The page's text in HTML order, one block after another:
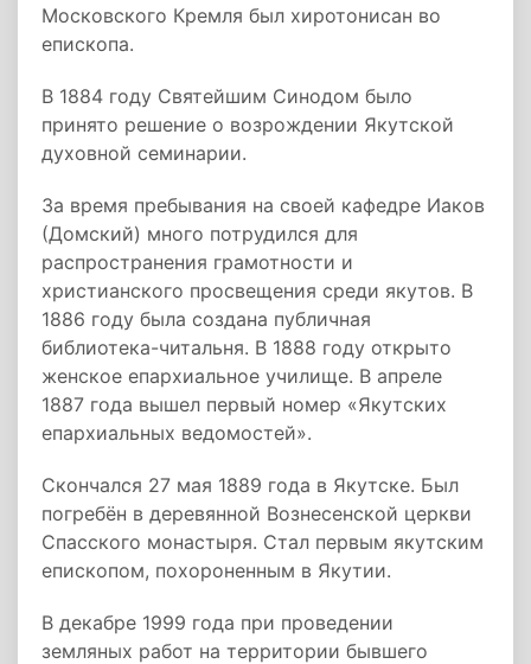
Московского Кремля был хиротонисан во
епископа.
В 1884 году Святейшим Синодом было
принято решение о возрождении Якутской
духовной семинарии.
За время пребывания на своей кафедре Иаков
(Домский) много потрудился для
распространения грамотности и
христианского просвещения среди якутов. В
1886 году была создана публичная
библиотека-читальня. В 1888 году открыто
женское епархиальное училище. В апреле
1887 года вышел первый номер «Якутских
епархиальных ведомостей».
Скончался 27 мая 1889 года в Якутске. Был
погребён в деревянной Вознесенской церкви
Спасского монастыря. Стал первым якутским
епископом, похороненным в Якутии.
В декабре 1999 года при проведении
земляных работ на территории бывшего